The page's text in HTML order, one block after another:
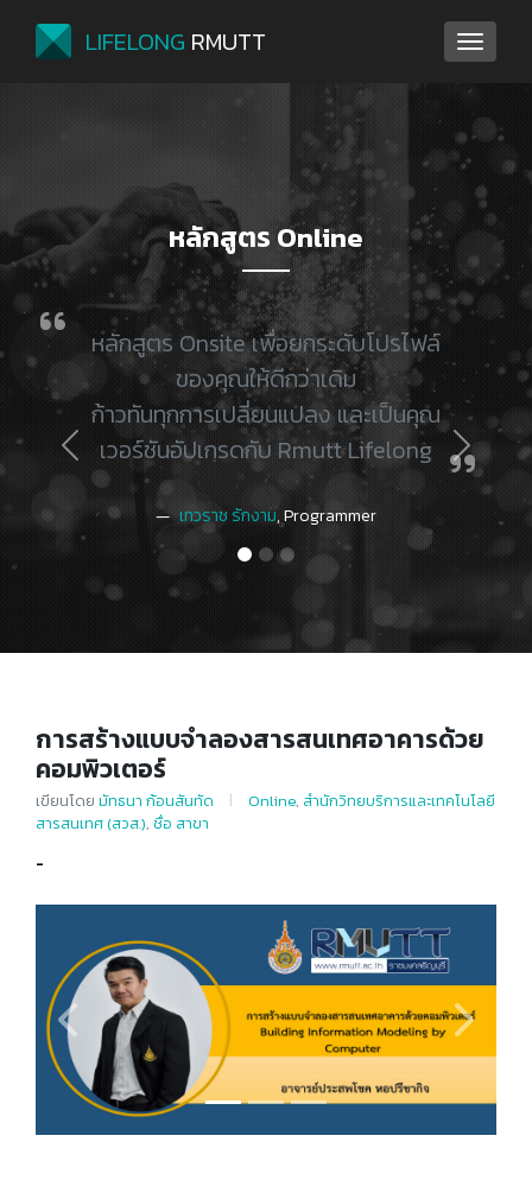
LIFELONG RMUTT
หลักสูตร Online
หลักสูตร Onsite เพื่อยกระดับโปรไฟล์
ของคุณให้ดีกว่าเดิม
ก้าวทันทุกการเปลี่ยนแปลง และเป็นคุณ
เวอร์ชันอัปเกรดกับ Rmutt Lifelong
— เทวราช รักงาม, Programmer
Previous Next
การสร้างแบบจำลองสารสนเทศอาคารด้วย
คอมพิวเตอร์
เขียนโดย มัทธนา ก้อนสันทัด | Online, สำนักวิทยบริการและเทคโนโลยี
สารสนเทศ (สวส.), ชื่อ สาขา
-